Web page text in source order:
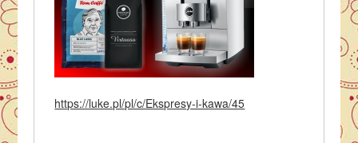
https://luke.pl/pl/c/Ekspresy-i-kawa/45